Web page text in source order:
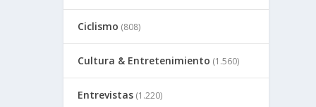
Ciclismo (808)
Cultura & Entretenimiento (1.560)
Entrevistas (1.220)